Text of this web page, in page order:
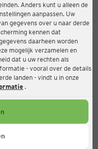
Anders kunt u alleen de
aanpassen. Uw
gegevens over u naar derde
kennen dat
daarheen worden
mogelijk verzamelen en
dat u uw rechten als
- vooral over de details
landen - vindt u in onze
.
ACTIES